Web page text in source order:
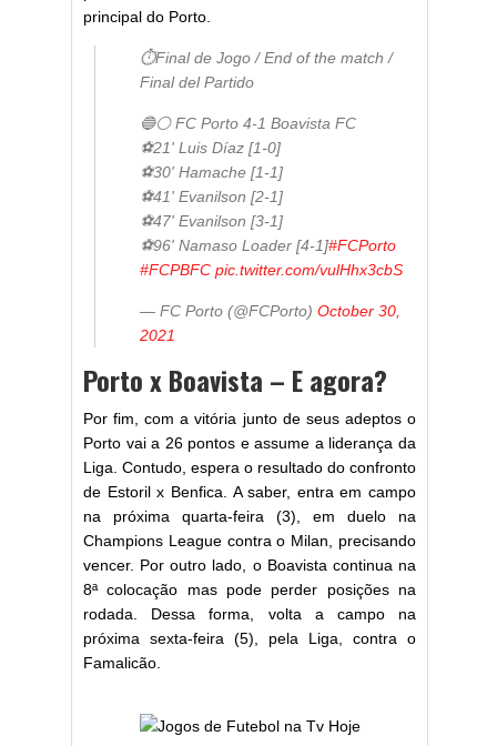
principal do Porto.
⏱Final de Jogo / End of the match /
Final del Partido
🔵⚪ FC Porto 4-1 Boavista FC
⚽21' Luis Díaz [1-0]
⚽30' Hamache [1-1]
⚽41' Evanilson [2-1]
⚽47' Evanilson [3-1]
⚽96' Namaso Loader [4-1]#FCPorto
#FCPBFC pic.twitter.com/vulHhx3cbS
— FC Porto (@FCPorto) October 30,
2021
Porto x Boavista – E agora?
Por fim, com a vitória junto de seus adeptos o
Porto vai a 26 pontos e assume a liderança da
Liga. Contudo, espera o resultado do confronto
de Estoril x Benfica. A saber, entra em campo
na próxima quarta-feira (3), em duelo na
Champions League contra o Milan, precisando
vencer. Por outro lado, o Boavista continua na
8ª colocação mas pode perder posições na
rodada. Dessa forma, volta a campo na
próxima sexta-feira (5), pela Liga, contra o
Famalicão.